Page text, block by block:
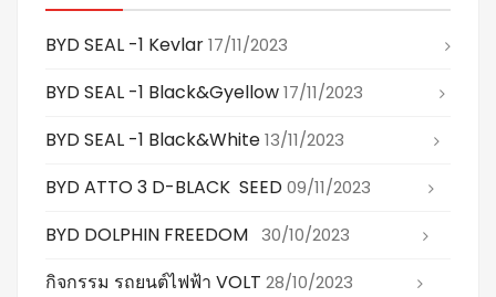
BYD SEAL -1 Kevlar17/11/2023
BYD SEAL -1 Black&gyellow17/11/2023
BYD SEAL -1 Black&white13/11/2023
BYD ATTO 3 D-BLACK SEED09/11/2023
BYD DOLPHIN FREEDOM 30/10/2023
กิจกรรม รถยนต์ไฟฟ้า VOLT 28/10/2023